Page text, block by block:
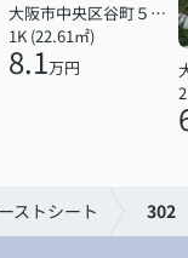
大阪市中央区谷町５丁目
1K (22.61㎡)
8.1万円
ストシート 302